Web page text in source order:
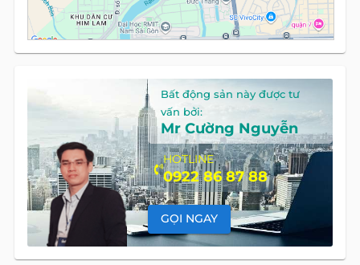
Bất động sản này được tư
vấn bởi:
Mr Cường Nguyễn
HOTLINE
0922 86 87 88
GỌI NGAY